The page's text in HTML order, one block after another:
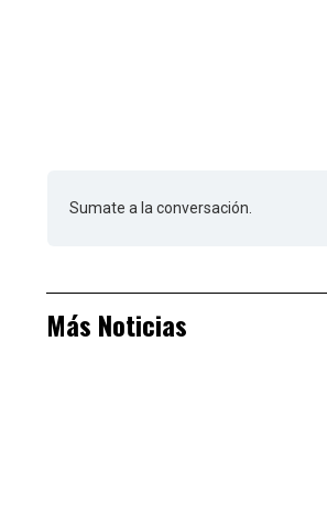
Sumate a la conversación.
Más Noticias